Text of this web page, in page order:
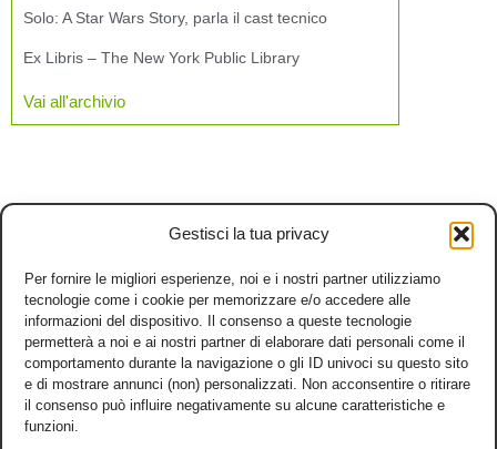
Gestisci la tua privacy
Per fornire le migliori esperienze, noi e i nostri partner utilizziamo
tecnologie come i cookie per memorizzare e/o accedere alle
informazioni del dispositivo. Il consenso a queste tecnologie
permetterà a noi e ai nostri partner di elaborare dati personali come il
comportamento durante la navigazione o gli ID univoci su questo sito
e di mostrare annunci (non) personalizzati. Non acconsentire o ritirare
il consenso può influire negativamente su alcune caratteristiche e
funzioni.
Solo: A Star Wars Story, parla il cast tecnico
Ex Libris – The New York Public Library
Vai all'archivio